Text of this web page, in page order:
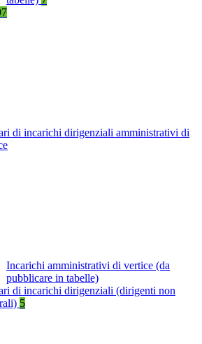
di incarichi dirigenziali amministrativi di
Incarichi amministrativi di vertice (da
pubblicare in tabelle)
di incarichi dirigenziali (dirigenti non
5